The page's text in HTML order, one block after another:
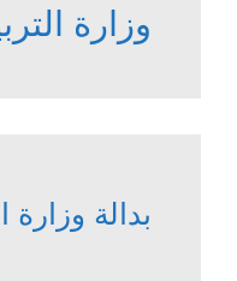
وزارة
بدالة وزارة